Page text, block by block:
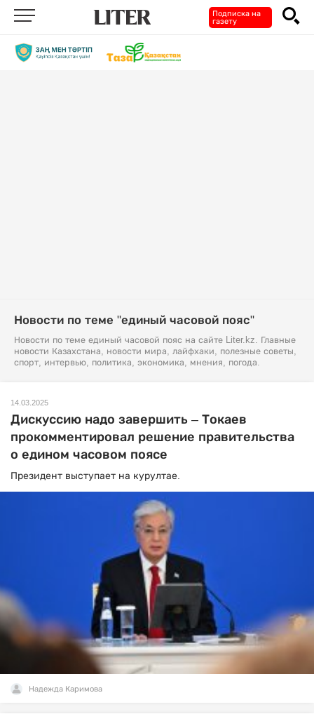
Подписка на
газету
Новости по теме "единый часовой пояс"
Новости по теме единый часовой пояс на сайте Liter.kz. Главные
новости Казахстана, новости мира, лайфхаки, полезные советы,
спорт, интервью, политика, экономика, мнения, погода.
14.03.2025
Дискуссию надо завершить – Токаев
прокомментировал решение правительства
о едином часовом поясе
Президент выступает на курултае.
Надежда Каримова